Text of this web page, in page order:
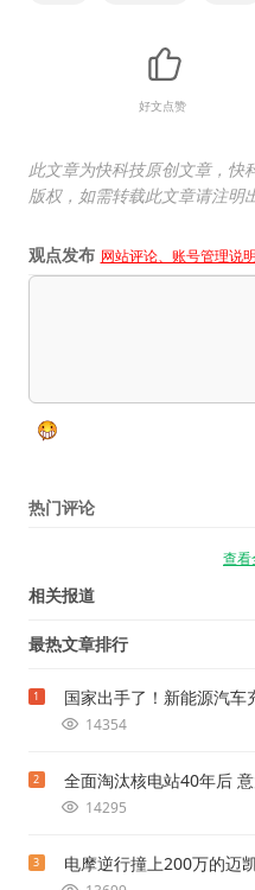
好文点赞
此文章为快科技原创文章，快
版权，如需转载此文章请注明
观点发布 网站评论、账号管理说明
热门评论
查看
相关报道
最热文章排行
1 国家出手了！新能源汽车
14354
2 全面淘汰核电站40年后
14295
3 电摩逆行撞上200万的迈